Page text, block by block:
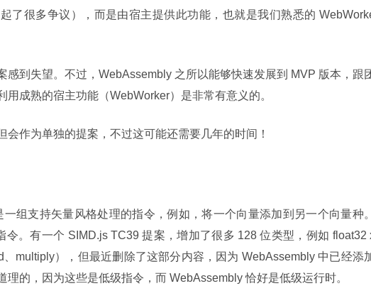
了很多争议），而是由宿主提供此功能，也就是我们熟悉的
感到失望。不过，WebAssembly 之所以能够快速发展到 MVP 版本，跟
用成熟的宿主功能（WebWorker）是非常有意义的。
会作为单独的提案，不过这可能还需要几年的时间！
组支持矢量风格处理的指令，例如，将一个向量添加到另一个向量种
令。有一个 SIMD.js TC39 提案，增加了很多 128 位类型，例如 float32
multiply），但最近删除了这部分内容，因为 WebAssembly 中已经添
理的，因为这些是低级指令，而 WebAssembly 恰好是低级运行时。